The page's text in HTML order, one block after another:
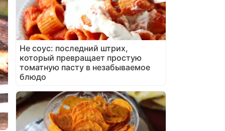
Не соус: последний штрих,
который превращает простую
томатную пасту в незабываемое
блюдо